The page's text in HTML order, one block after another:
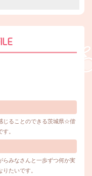
じることのできる茨城県☆偕
。
らみなさんと一歩ずつ何か実
たいです。